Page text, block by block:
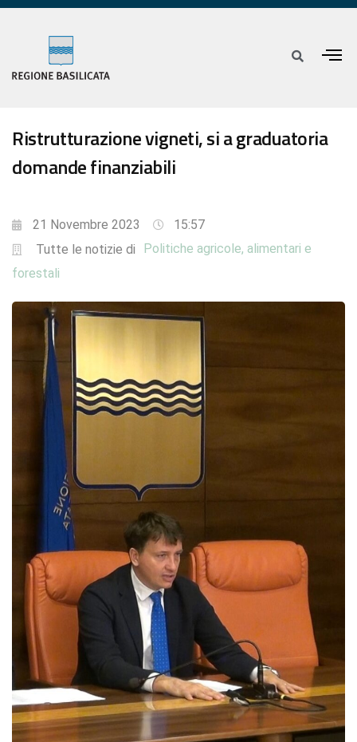
Ristrutturazione vigneti, si a graduatoria
domande finanziabili
21 Novembre 2023
15:57
Tutte le notizie di
Politiche agricole, alimentari e
forestali